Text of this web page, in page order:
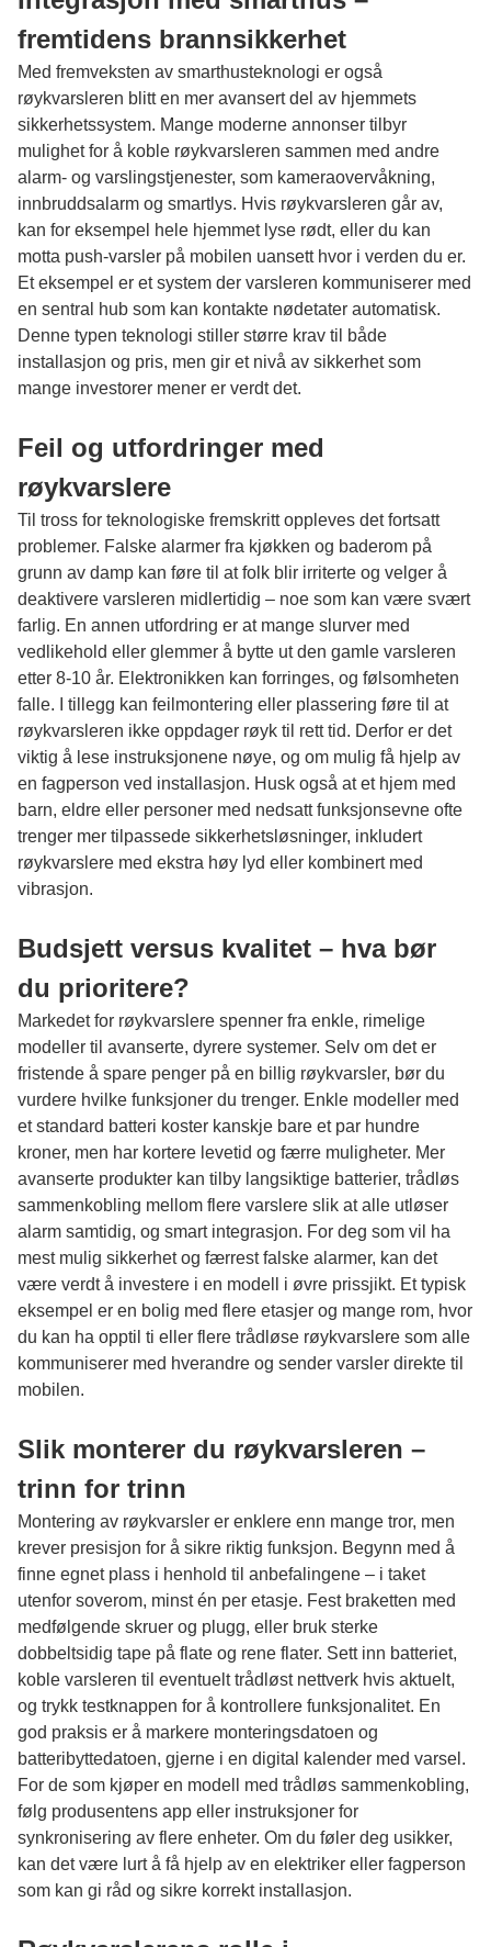
fremtidens brannsikkerhet
Med fremveksten av smarthusteknologi er også
røykvarsleren blitt en mer avansert del av hjemmets
sikkerhetssystem. Mange moderne annonser tilbyr
mulighet for å koble røykvarsleren sammen med andre
alarm- og varslingstjenester, som kameraovervåkning,
innbruddsalarm og smartlys. Hvis røykvarsleren går av,
kan for eksempel hele hjemmet lyse rødt, eller du kan
motta push-varsler på mobilen uansett hvor i verden du er.
Et eksempel er et system der varsleren kommuniserer med
en sentral hub som kan kontakte nødetater automatisk.
Denne typen teknologi stiller større krav til både
installasjon og pris, men gir et nivå av sikkerhet som
mange investorer mener er verdt det.
Feil og utfordringer med
røykvarslere
Til tross for teknologiske fremskritt oppleves det fortsatt
problemer. Falske alarmer fra kjøkken og baderom på
grunn av damp kan føre til at folk blir irriterte og velger å
deaktivere varsleren midlertidig – noe som kan være svært
farlig. En annen utfordring er at mange slurver med
vedlikehold eller glemmer å bytte ut den gamle varsleren
etter 8-10 år. Elektronikken kan forringes, og følsomheten
falle. I tillegg kan feilmontering eller plassering føre til at
røykvarsleren ikke oppdager røyk til rett tid. Derfor er det
viktig å lese instruksjonene nøye, og om mulig få hjelp av
en fagperson ved installasjon. Husk også at et hjem med
barn, eldre eller personer med nedsatt funksjonsevne ofte
trenger mer tilpassede sikkerhetsløsninger, inkludert
røykvarslere med ekstra høy lyd eller kombinert med
vibrasjon.
Budsjett versus kvalitet – hva bør
du prioritere?
Markedet for røykvarslere spenner fra enkle, rimelige
modeller til avanserte, dyrere systemer. Selv om det er
fristende å spare penger på en billig røykvarsler, bør du
vurdere hvilke funksjoner du trenger. Enkle modeller med
et standard batteri koster kanskje bare et par hundre
kroner, men har kortere levetid og færre muligheter. Mer
avanserte produkter kan tilby langsiktige batterier, trådløs
sammenkobling mellom flere varslere slik at alle utløser
alarm samtidig, og smart integrasjon. For deg som vil ha
mest mulig sikkerhet og færrest falske alarmer, kan det
være verdt å investere i en modell i øvre prissjikt. Et typisk
eksempel er en bolig med flere etasjer og mange rom, hvor
du kan ha opptil ti eller flere trådløse røykvarslere som alle
kommuniserer med hverandre og sender varsler direkte til
mobilen.
Slik monterer du røykvarsleren –
trinn for trinn
Montering av røykvarsler er enklere enn mange tror, men
krever presisjon for å sikre riktig funksjon. Begynn med å
finne egnet plass i henhold til anbefalingene – i taket
utenfor soverom, minst én per etasje. Fest braketten med
medfølgende skruer og plugg, eller bruk sterke
dobbeltsidig tape på flate og rene flater. Sett inn batteriet,
koble varsleren til eventuelt trådløst nettverk hvis aktuelt,
og trykk testknappen for å kontrollere funksjonalitet. En
god praksis er å markere monteringsdatoen og
batteribyttedatoen, gjerne i en digital kalender med varsel.
For de som kjøper en modell med trådløs sammenkobling,
følg produsentens app eller instruksjoner for
synkronisering av flere enheter. Om du føler deg usikker,
kan det være lurt å få hjelp av en elektriker eller fagperson
som kan gi råd og sikre korrekt installasjon.